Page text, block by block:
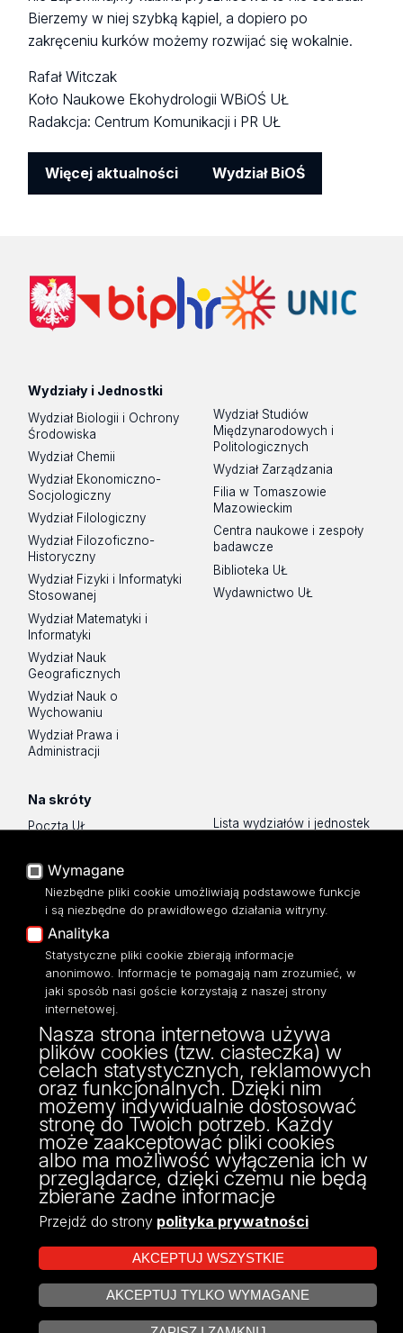
Bierzemy w niej szybką kąpiel, a dopiero po
zakręceniu kurków możemy rozwijać się wokalnie.
Rafał Witczak
Koło Naukowe Ekohydrologii WBiOŚ UŁ
Radakcja: Centrum Komunikacji i PR UŁ
Więcej aktualności Wydział BiOŚ
Wydziały i Jednostki
Wydział Biologii i Ochrony
Środowiska
Wydział Chemii
Wydział Ekonomiczno-
Socjologiczny
Wydział Filologiczny
Wydział Filozoficzno-
Historyczny
Wydział Fizyki i Informatyki
Stosowanej
Wydział Matematyki i
Informatyki
Wydział Nauk
Geograficznych
Wydział Nauk o
Wychowaniu
Wydział Prawa i
Administracji
Wydział Studiów
Międzynarodowych i
Politologicznych
Wydział Zarządzania
Filia w Tomaszowie
Mazowieckim
Centra naukowe i zespoły
badawcze
Biblioteka UŁ
Wydawnictwo UŁ
Na skróty
Poczta UŁ
Portal Pracowniczy
Baza Aktów Własnych
Platforma e-learningowa
Moodle
Eksperci UŁ
Polityka Prywatności
Dostępność
Lista wydziałów i jednostek
O Stronie
Dostępność
ul. Pilarskiego 14/16, 90-231 Łódź
NIP: 724 000 32 43
Projekt Multiportalu UŁ współfinansowany z funduszy Unii Europejskiej w
ramach konkursu NCBR
Wymagane
Niezbędne pliki cookie umożliwiają podstawowe funkcje
i są niezbędne do prawidłowego działania witryny.
Analityka
Statystyczne pliki cookie zbierają informacje
anonimowo. Informacje te pomagają nam zrozumieć, w
jaki sposób nasi goście korzystają z naszej strony
internetowej.
Nasza strona internetowa używa
plików cookies (tzw. ciasteczka) w
celach statystycznych, reklamowych
oraz funkcjonalnych. Dzięki nim
możemy indywidualnie dostosować
stronę do Twoich potrzeb. Każdy
może zaakceptować pliki cookies
albo ma możliwość wyłączenia ich w
przeglądarce, dzięki czemu nie będą
zbierane żadne informacje
Przejdź do strony polityka prywatności
AKCEPTUJ WSZYSTKIE
AKCEPTUJ TYLKO WYMAGANE
ZARZĄDZAJ COOKIES